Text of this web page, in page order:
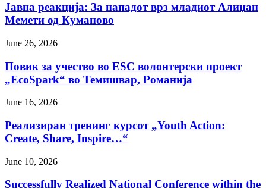
Јавна реакција: Зa нападот врз младиот Алиџан
Мемети од Куманово
June 26, 2026
Повик за учество во ESC волонтерски проект
„EcoSpark“ во Темишвар, Романија
June 16, 2026
Реализиран тренинг курсот „Youth Action:
Create, Share, Inspire…“
June 10, 2026
Successfully Realized National Conference within the